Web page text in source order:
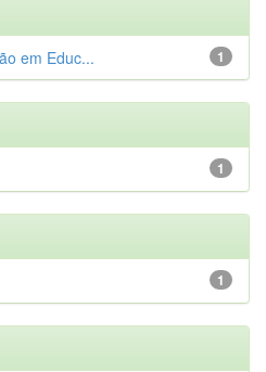
1
em Educ...
1
1